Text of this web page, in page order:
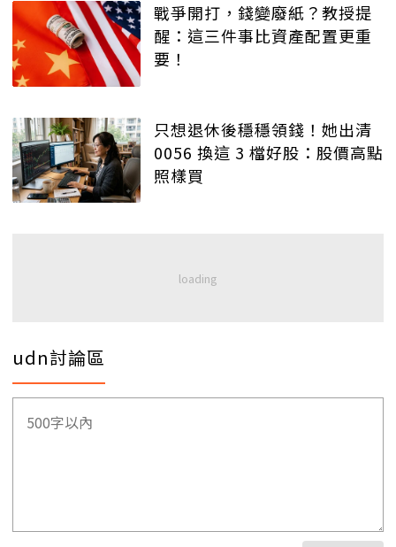
戰爭開打，錢變廢紙？教授提
醒：這三件事比資產配置更重
要！
只想退休後穩穩領錢！她出清
0056 換這 3 檔好股：股價高點
照樣買
udn討論區